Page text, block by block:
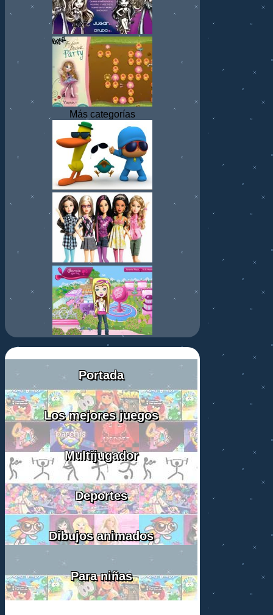
Más categorías
Portada
Los mejores juegos
Multijugador
Deportes
Dibujos animados
Para niñas